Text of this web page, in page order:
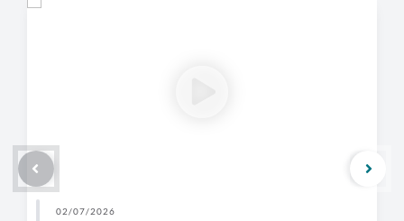
02/07/2026